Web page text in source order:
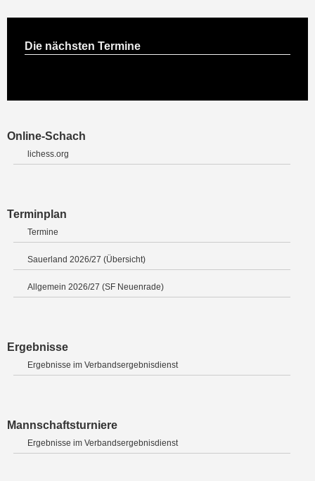
Die nächsten Termine
Online-Schach
lichess.org
Terminplan
Termine
Sauerland 2026/27 (Übersicht)
Allgemein 2026/27 (SF Neuenrade)
Ergebnisse
Ergebnisse im Verbandsergebnisdienst
Mannschaftsturniere
Ergebnisse im Verbandsergebnisdienst